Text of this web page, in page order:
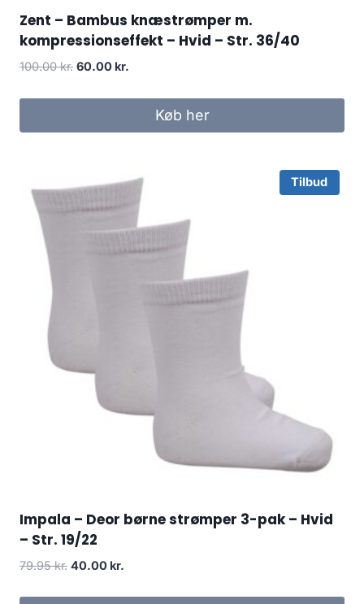
Zent – Bambus knæstrømper m.
kompressionseffekt – Hvid – Str. 36/40
100.00kr. Original
was:
60.00 kr.
is:
60.00 kr..
Køb her
Tilbud
Impala – Deor børne strømper 3-pak – Hvid
– Str. 19/22
79.95kr. Original
40.00 kr.